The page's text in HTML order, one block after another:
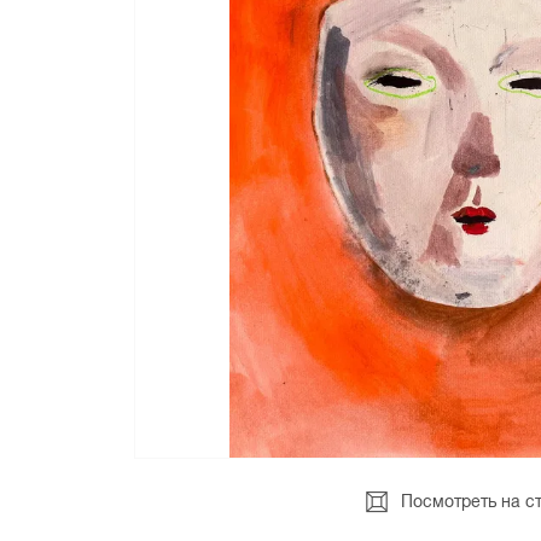
Посмотреть на